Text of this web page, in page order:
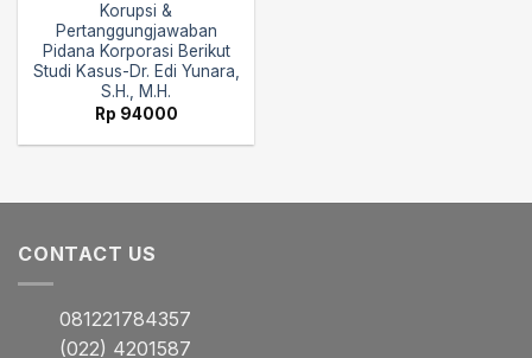
Korupsi &
Pertanggungjawaban
Pidana Korporasi Berikut
Studi Kasus-Dr. Edi Yunara,
S.H., M.H.
Rp 94000
CONTACT US
081221784357
(022) 4201587